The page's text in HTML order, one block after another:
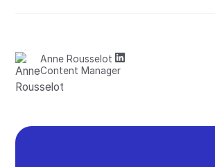
Anne Rousselot
Content Manager